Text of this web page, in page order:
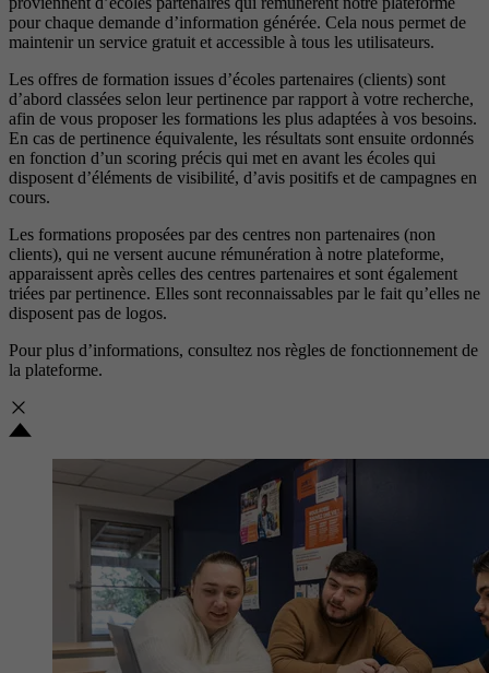
pour chaque demande d’information générée. Cela nous permet de
maintenir un service gratuit et accessible à tous les utilisateurs.
Les offres de formation issues d’écoles partenaires (clients) sont
d’abord classées selon leur pertinence par rapport à votre recherche,
afin de vous proposer les formations les plus adaptées à vos besoins.
En cas de pertinence équivalente, les résultats sont ensuite ordonnés
en fonction d’un scoring précis qui met en avant les écoles qui
disposent d’éléments de visibilité, d’avis positifs et de campagnes en
cours.
Les formations proposées par des centres non partenaires (non
clients), qui ne versent aucune rémunération à notre plateforme,
apparaissent après celles des centres partenaires et sont également
triées par pertinence. Elles sont reconnaissables par le fait qu’elles ne
disposent pas de logos.
Pour plus d’informations, consultez nos règles de fonctionnement de
la plateforme.